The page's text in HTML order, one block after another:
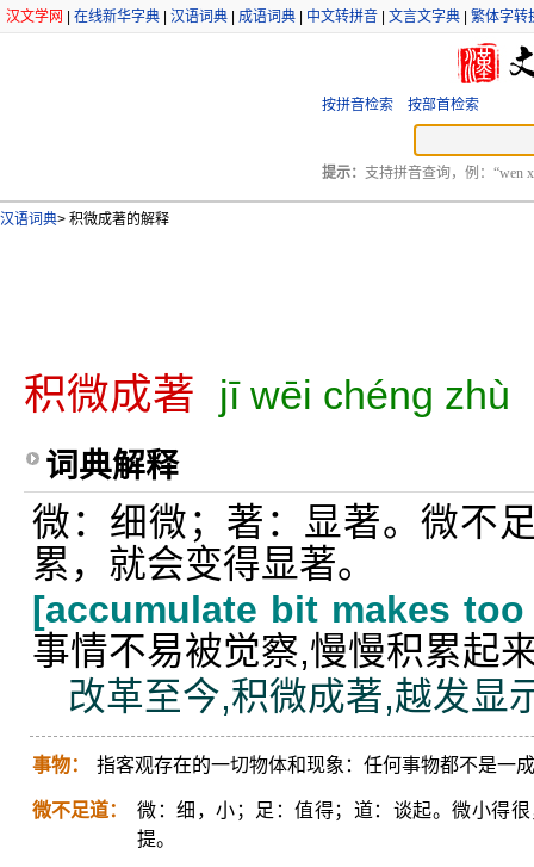
汉文学网 在线新华字典 汉语词典 成语词典 中文转拼音 文言文字典 繁体字转
按拼音检索 按部首检索
提示： 支持拼音查询，例：“wen
汉语词典> 积微成著的解释
积微成著 jī wēi chéng zhù
词典解释
微：细微；著：显著。微不
累，就会变得显著。
[accumulate bit makes too
事情不易被觉察,慢慢积累起
改革至今,积微成著,越发显
事物： 指客观存在的一切物体和现象：任何事物都不是一
微不足道：
微：细，小；足：值得；道：谈起。微小得
提。